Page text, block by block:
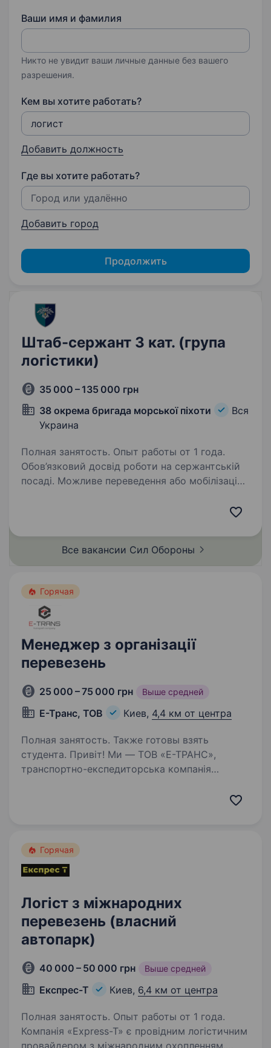
Ваши имя и фамилия
Никто не увидит ваши личные данные без вашего
разрешения.
Кем вы хотите работать?
Добавить должность
Где вы хотите работать?
Добавить город
Продолжить
Штаб-сержант 3 кат. (група
логістики)
35 000 – 135 000 грн
38 окрема бригада морської піхоти
Вся
Украина
Полная занятость. Опыт работы от 1 года.
Обов’язковий досвід роботи на сержантській
посаді. Можливе переведення або мобілізація
Морських…
Все вакансии Сил Обороны
Горячая
Менеджер з організації
перевезень
25 000 – 75 000 грн Выше средней
Е-Транс, ТОВ Киев, 4,4 км от центра
Полная занятость. Также готовы взять
студента. Привіт! Ми — ТОВ «Е-ТРАНС»,
транспортно-експедиторська компанія
по всій Україні та Європі. Якщо ти хочеш стати
Горячая
Логіст з міжнародних
перевезень (власний
автопарк)
40 000 – 50 000 грн Выше средней
Експрес-Т Киев, 6,4 км от центра
Полная занятость. Опыт работы от 1 года.
Компанія «Express-T» є провідним логістичним
провайдером з міжнародним охопленням.